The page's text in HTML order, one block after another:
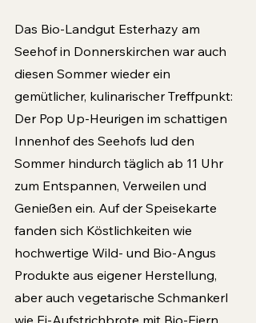
Das Bio-Landgut Esterhazy am
Seehof in Donnerskirchen war auch
diesen Sommer wieder ein
gemütlicher, kulinarischer Treffpunkt:
Der Pop Up-Heurigen im schattigen
Innenhof des Seehofs lud den
Sommer hindurch täglich ab 11 Uhr
zum Entspannen, Verweilen und
Genießen ein. Auf der Speisekarte
fanden sich Köstlichkeiten wie
hochwertige Wild- und Bio-Angus
Produkte aus eigener Herstellung,
aber auch vegetarische Schmankerl
wie Ei-Aufstrichbrote mit Bio-Eiern